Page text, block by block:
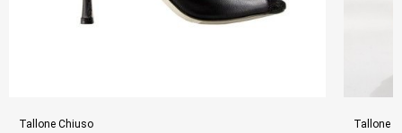
Tallone Chiuso Tallone